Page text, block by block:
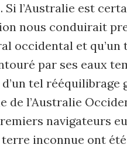
l’Australie est
nous conduirait
occidental et qu’un
par ses eaux
tel rééquilibrage
de l’Australie
navigateurs
inconnue ont